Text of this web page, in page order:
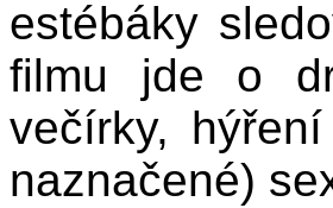
estébáky
filmu jde o
večírky,
naznačené)